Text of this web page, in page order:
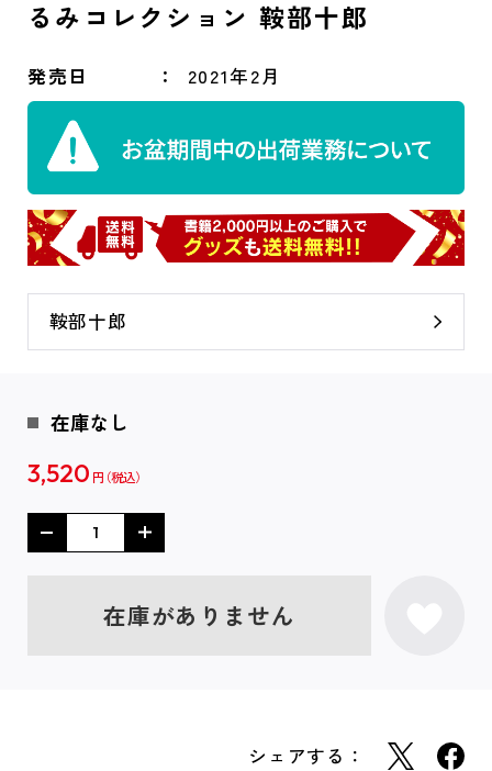
るみコレクション 鞍部十郎
発売日 2021年2月
鞍部十郎
在庫なし
3,520 円
在庫がありません
シェアする：